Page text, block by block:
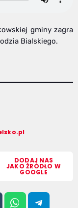
gminy zagra
Bialskiego.
DODAJ NAS
JAKO ŹRÓDŁO W
GOOGLE